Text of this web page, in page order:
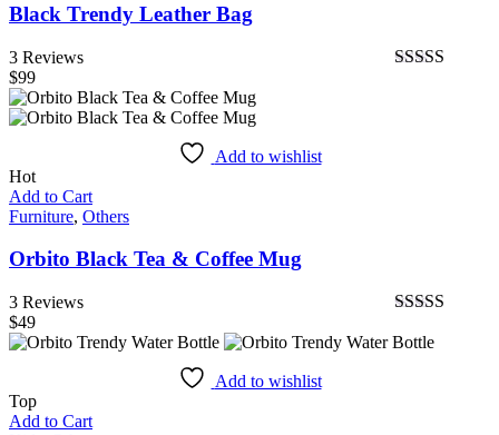
Black Trendy Leather Bag
3 Reviews
$99
Add to wishlist
Hot
Add to Cart
Furniture, Others
Orbito Black Tea & Coffee Mug
mit4.67
3 Reviews
$49
Add to wishlist
Top
Add to Cart